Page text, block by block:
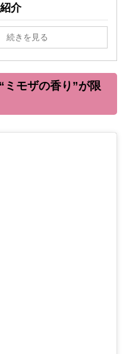
介
続きを見る
ミモザの香り”が限